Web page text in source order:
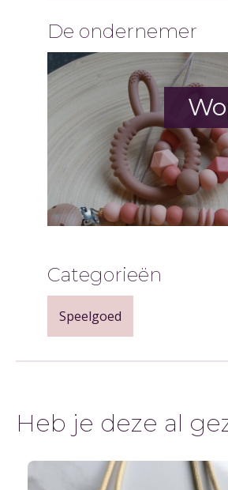
De ondernemer
Categorieën
Speelgoed
Heb je deze al